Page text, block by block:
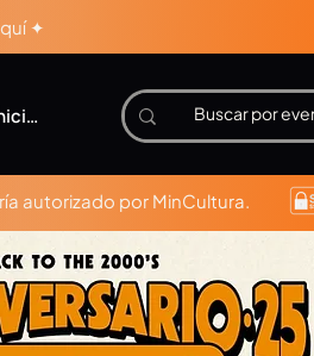
✦
sesión
autorizado por MinCultura.